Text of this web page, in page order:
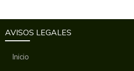
AVISOS LEGALES
Inicio